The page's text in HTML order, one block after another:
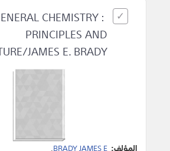
CHEMISTRY :
PRINCIPLES AND
JAMES E. BRADY.
المؤلف: BRADY JAMES E
.